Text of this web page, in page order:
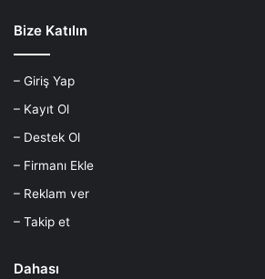
Bize Katılın
– Giriş Yap
– Kayıt Ol
– Destek Ol
– Firmanı Ekle
– Reklam ver
– Takip et
Dahası